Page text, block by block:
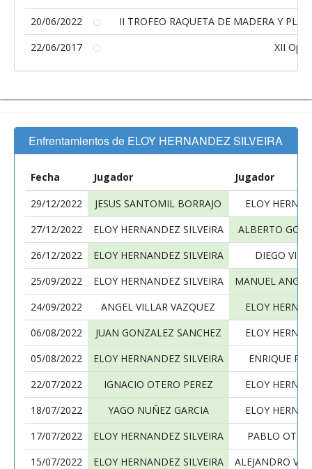
20/06/2022
II TROFEO RAQUETA DE MADERA Y
22/06/2017
XII
Enfrentamientos de ELOY HERNANDEZ SILVEIRA
Fecha Jugador
Jugador
29/12/2022
JESUS SANTOMIL BORRAJO
ELOY
27/12/2022
ELOY HERNANDEZ SILVEIRA
ALBERTO
26/12/2022
ELOY HERNANDEZ SILVEIRA
DIEGO
25/09/2022
ELOY HERNANDEZ SILVEIRA
MANUEL
24/09/2022
ANGEL VILLAR VAZQUEZ
ELOY
06/08/2022
JUAN GONZALEZ SANCHEZ
ELOY
05/08/2022
ELOY HERNANDEZ SILVEIRA
ENRIQUE
22/07/2022
IGNACIO OTERO PEREZ
ELOY
18/07/2022
YAGO NUÑEZ GARCIA
ELOY
17/07/2022
ELOY HERNANDEZ SILVEIRA
PABLO
15/07/2022
ELOY HERNANDEZ SILVEIRA
ALEJANDRO